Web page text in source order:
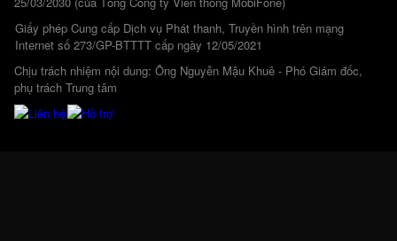
Giấy phép Cung cấp Dịch vụ Phát thanh, Truyền hình trên mạng
Internet số 273/GP-BTTTT cấp ngày 12/05/2021
Chịu trách nhiệm nội dung: Ông Nguyễn Mậu Khuê - Phó Giám đốc,
phụ trách Trung tâm